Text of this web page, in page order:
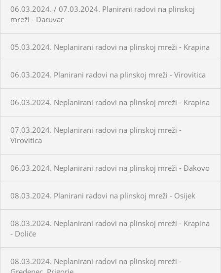
06.03.2024. / 07.03.2024. Planirani radovi na plinskoj
mreži - Daruvar
05.03.2024. Neplanirani radovi na plinskoj mreži - Krapina
06.03.2024. Planirani radovi na plinskoj mreži - Virovitica
06.03.2024. Neplanirani radovi na plinskoj mreži - Krapina
07.03.2024. Neplanirani radovi na plinskoj mreži -
Virovitica
06.03.2024. Neplanirani radovi na plinskoj mreži - Đakovo
08.03.2024. Planirani radovi na plinskoj mreži - Osijek
08.03.2024. Neplanirani radovi na plinskoj mreži - Krapina
- Doliće
08.03.2024. Neplanirani radovi na plinskoj mreži -